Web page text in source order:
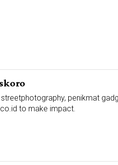
penikmat
to make impact.